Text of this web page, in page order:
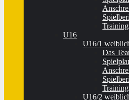
U16
U16/1
Das
U16/2